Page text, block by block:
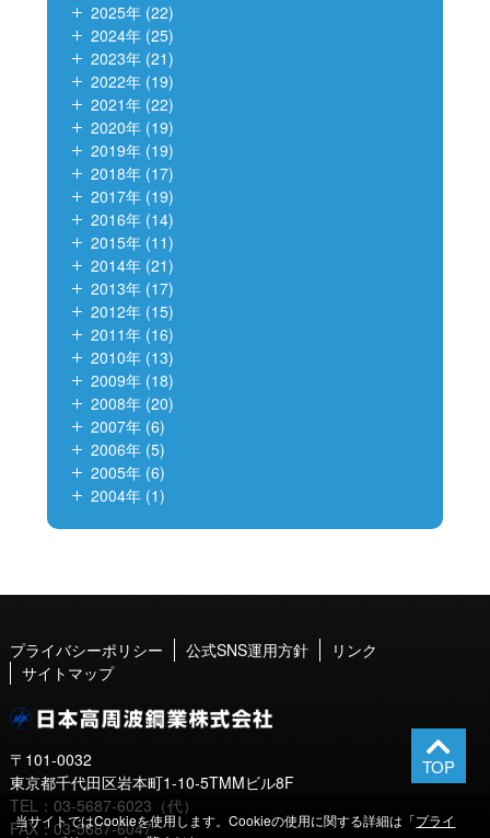
2025年 (22)
2024年 (25)
2023年 (21)
2022年 (19)
2021年 (22)
2020年 (19)
2019年 (19)
2018年 (17)
2017年 (19)
2016年 (14)
2015年 (11)
2014年 (21)
2013年 (17)
2012年 (15)
2011年 (16)
2010年 (13)
2009年 (18)
2008年 (20)
2007年 (6)
2006年 (5)
2005年 (6)
2004年 (1)
プライバシーポリシー 公式SNS運用方針
リンク
サイトマップ
〒101-0032
東京都千代田区岩本町1-10-5TMMビル8F
TEL：03-5687-6023（代）
FAX：03-5687-6047
当サイトではCookieを使用します。Cookieの使用に関する詳細は「プライ